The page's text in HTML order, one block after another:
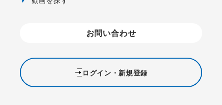
お問い合わせ
ログイン・新規登録